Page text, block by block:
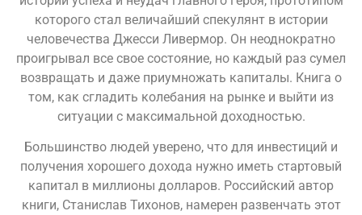
которого стал величайший спекулянт в истории
человечества Джесси Ливермор. Он неоднократно
проигрывал все свое состояние, но каждый раз сумел
возвращать и даже приумножать капиталы. Книга о
том, как сгладить колебания на рынке и выйти из
ситуации с максимальной доходностью.
Большинство людей уверено, что для инвестиций и
получения хорошего дохода нужно иметь стартовый
капитал в миллионы долларов. Российский автор
книги, Станислав Тихонов, намерен развенчать этот